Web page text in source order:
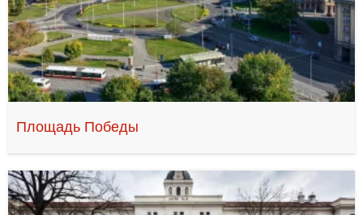
Площадь Победы